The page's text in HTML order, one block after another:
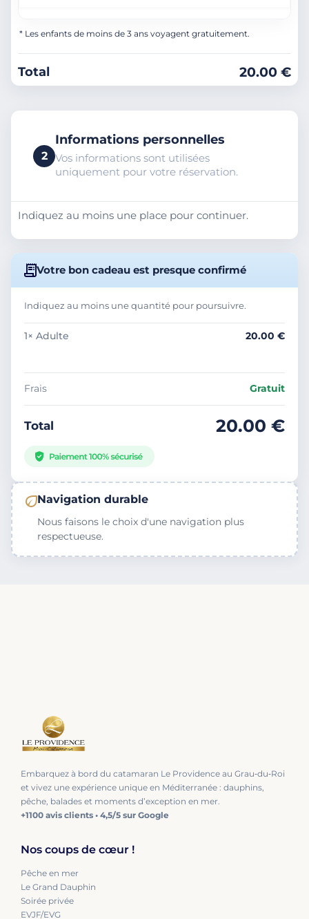
* Les enfants de moins de 3 ans voyagent gratuitement.
Total 20.00 €
2
Informations personnelles
Vos informations sont utilisées
uniquement pour votre réservation.
Indiquez au moins une place pour continuer.
Votre bon cadeau est presque confirmé
Indiquez au moins une quantité pour poursuivre.
—
1× Adulte 20.00 €
Frais Gratuit
Total 20.00 €
Navigation durable
Nous faisons le choix d'une navigation plus
respectueuse.
Embarquez à bord du catamaran Le Providence au Grau‑du‑Roi
et vivez une expérience unique en Méditerranée : dauphins,
pêche, balades et moments d’exception en mer.
+1100 avis clients • 4,5/5 sur Google
Nos coups de cœur !
Pêche en mer
Le Grand Dauphin
Soirée privée
EVJF/EVG